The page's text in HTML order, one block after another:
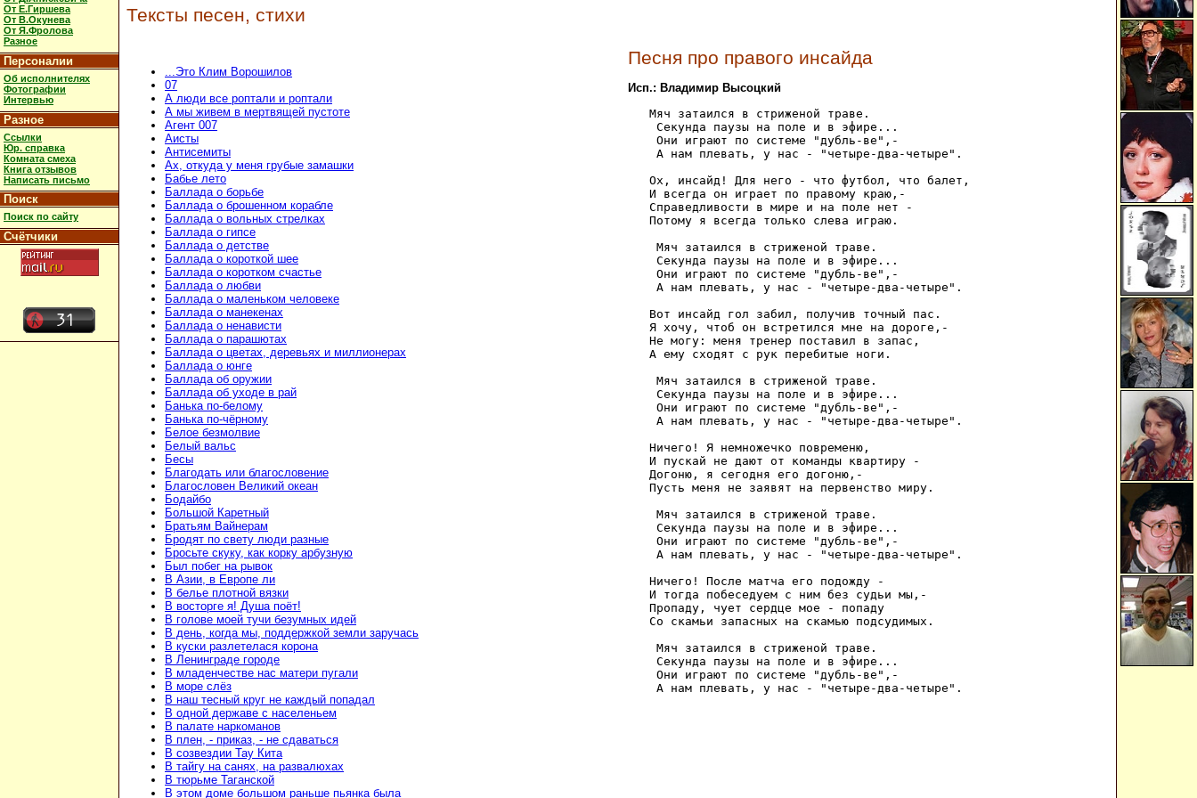
От Е.Гиршева
От В.Окунева
От Я.Фролова
Разное
Персоналии
Об исполнителях
Фотографии
Интервью
Разное
Ссылки
Юр. справка
Комната смеха
Книга отзывов
Написать письмо
Поиск
Поиск по сайту
Счётчики
Тексты песен, стихи
...Это Клим Ворошилов
07
А люди все роптали и роптали
А мы живем в мертвящей пустоте
Агент 007
Аисты
Антисемиты
Ах, откуда у меня грубые замашки
Бабье лето
Баллада о борьбе
Баллада о брошенном корабле
Баллада о вольных стрелках
Баллада о гипсе
Баллада о детстве
Баллада о короткой шее
Баллада о коротком счастье
Баллада о любви
Баллада о маленьком человеке
Баллада о манекенах
Баллада о ненависти
Баллада о парашютах
Баллада о цветах, деревьях и миллионерах
Баллада о юнге
Баллада об оружии
Баллада об уходе в рай
Банька по-белому
Банька по-чёрному
Белое безмолвие
Белый вальс
Бесы
Благодать или благословение
Благословен Великий океан
Бодайбо
Большой Каретный
Братьям Вайнерам
Бродят по свету люди разные
Бросьте скуку, как корку арбузную
Был побег на рывок
В Азии, в Европе ли
В белье плотной вязки
В восторге я! Душа поёт!
В голове моей тучи безумных идей
В день, когда мы, поддержкой земли заручась
В куски разлетелася корона
В Ленинграде городе
В младенчестве нас матери пугали
В море слёз
В наш тесный круг не каждый попадал
В одной державе с населеньем
В палате наркоманов
В плен, - приказ, - не сдаваться
В созвездии Тау Кита
В тайгу на санях, на развалюхах
В тюрьме Таганской
В этом доме большом раньше пьянка была
Песня про правого инсайда
Исп.: Владимир Высоцкий
   Мяч затаился в стриженой траве.
    Секунда паузы на поле и в эфире...
    Они играют по системе "дубль-вe",-
    А нам плевать, у нас - "четыре-два-четыре".
   Ох, инсайд! Для него - что футбол, что балет,
   И всегда он играет по правому краю,-
   Справедливости в мире и на поле нет -
   Потому я всегда только слева играю.
    Мяч затаился в стриженой траве.
    Секунда паузы на поле и в эфире...
    Они играют по системе "дубль-вe",-
    А нам плевать, у нас - "четыре-два-четыре".
   Вот инсайд гол забил, получив точный пас.
   Я хочу, чтоб он встретился мне на дороге,-
   Не могу: меня тренер поставил в запас,
   А ему сходят с рук перебитые ноги.
    Мяч затаился в стриженой траве.
    Секунда паузы на поле и в эфире...
    Они играют по системе "дубль-вe",-
    А нам плевать, у нас - "четыре-два-четыре".
   Ничего! Я немножечко повременю,
   И пускай не дают от команды квартиру -
   Догоню, я сегодня его догоню,-
   Пусть меня не заявят на первенство миру.
    Мяч затаился в стриженой траве.
    Секунда паузы на поле и в эфире...
    Они играют по системе "дубль-вe",-
    А нам плевать, у нас - "четыре-два-четыре".
   Ничего! После матча его подожду -
   И тогда побеседуем с ним без судьи мы,-
   Пропаду, чует сердце мое - попаду
   Со скамьи запасных на скамью подсудимых.
    Мяч затаился в стриженой траве.
    Секунда паузы на поле и в эфире...
    Они играют по системе "дубль-вe",-
    А нам плевать, у нас - "четыре-два-четыре".